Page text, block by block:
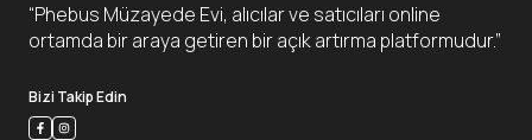
“Phebus Müzayede Evi, alıcılar ve satıcıları online
ortamda bir araya getiren bir açık artırma platformudur.”
Bizi Takip Edin